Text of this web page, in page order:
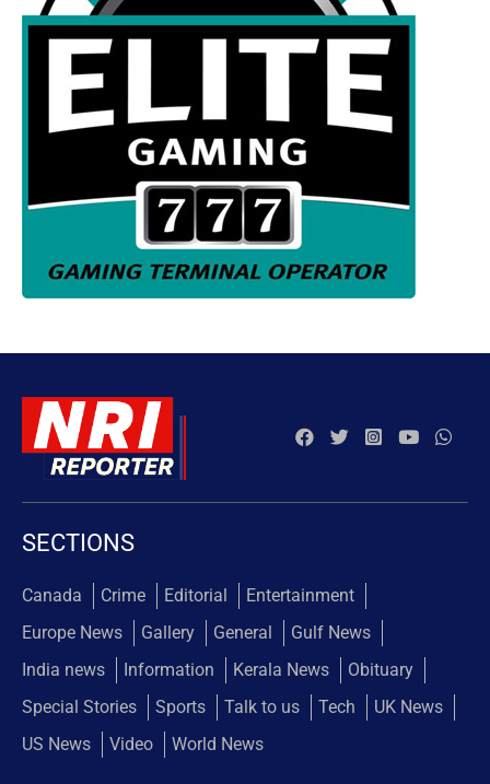
SECTIONS
Canada Crime Editorial
Entertainment
Europe News
Gallery General
Gulf News
India news
Information Kerala News
Obituary
Special Stories
Sports Talk to us Tech
UK News
US News
Video World News